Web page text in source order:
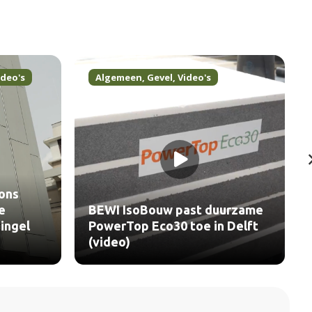
Algemeen, Gevel, Video's
BEWI IsoBouw past duurzame
PowerTop Eco30 toe in Delft
(video)